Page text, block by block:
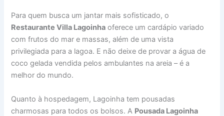
Para quem busca um jantar mais sofisticado, o
Restaurante Villa Lagoinha oferece um cardápio variado
com frutos do mar e massas, além de uma vista
privilegiada para a lagoa. E não deixe de provar a água de
coco gelada vendida pelos ambulantes na areia – é a
melhor do mundo.
Quanto à hospedagem, Lagoinha tem pousadas
charmosas para todos os bolsos. A Pousada Lagoinha